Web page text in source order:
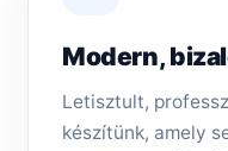
Modern,
Letisztult,
készítünk, amely